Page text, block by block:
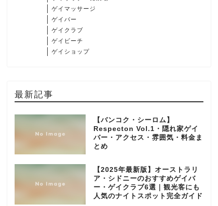
ゲイマッサージ
ゲイバー
ゲイクラブ
ゲイビーチ
ゲイショップ
最新記事
【バンコク・シーロム】
Respecton Vol.1・隠れ家ゲイ
バー・アクセス・雰囲気・料金ま
とめ
【2025年最新版】オーストラリ
ア・シドニーのおすすめゲイバ
ー・ゲイクラブ6選｜観光客にも
人気のナイトスポット完全ガイド